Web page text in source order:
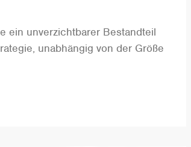
ein unverzichtbarer Bestandteil
unabhängig von der Größe